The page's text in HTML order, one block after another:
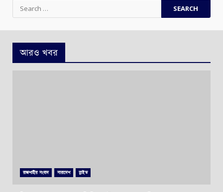
Search
for:
আরও খবর
রাজশাহীর সংবাদ সারাদেশ স্লাইড